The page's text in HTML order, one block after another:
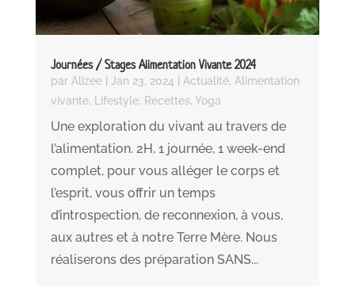
Journées / Stages Alimentation Vivante 2024
par Alizee| Jan 23, 2024 Actualité, Alimentation
vivante, Lifestyle, Recettes, Yoga
Une exploration du vivant au travers de
l’alimentation. 2H, 1 journée, 1 week-end
complet, pour vous alléger le corps et
l’esprit, vous offrir un temps
d’introspection, de reconnexion, à vous,
aux autres et à notre Terre Mère. Nous
réaliserons des préparation SANS...